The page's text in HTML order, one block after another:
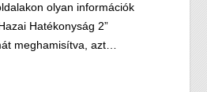
olyan információk
Hatékonyság 2”
meghamisítva, azt…